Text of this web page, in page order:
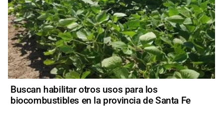
Buscan habilitar otros usos para los
biocombustibles en la provincia de Santa Fe